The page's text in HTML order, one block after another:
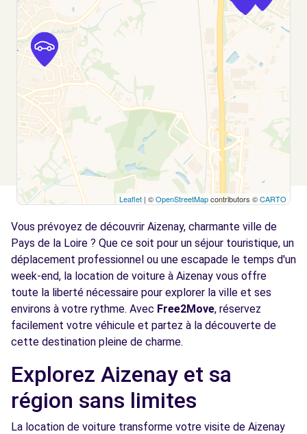
LA ROCHE SUR YON, FR-85, 85000
Voir l'agence
Free2move Rent - CLARO AUTOMOBILES -
LA ROCHE SUR YON (LP)
14.0
km
69 RUE DE LA CROISEE
MOUILLERON-LE-CAPTIF, 85000
Voir l'agence
Free2move Rent - CLARO AUTOMOBILES -
14.1
km
76 RUE DE LA CROISEE - ZA BEAUPUY 3
MOUILLERON LE CAPTIF, FR-85, 85000
Voir l'agence
Leaflet | ©OpenStreetMapcontributors ©CARTO
Vous prévoyez de découvrir Aizenay, charmante ville de
Pays de la Loire ? Que ce soit pour un séjour touristique, un
déplacement professionnel ou une escapade le temps d'un
week-end, la location de voiture à Aizenay vous offre
toute la liberté nécessaire pour explorer la ville et ses
environs à votre rythme. Avec Free2Move, réservez
facilement votre véhicule et partez à la découverte de
cette destination pleine de charme.
Explorez Aizenay et sa
région sans limites
La location de voiture transforme votre visite de Aizenay